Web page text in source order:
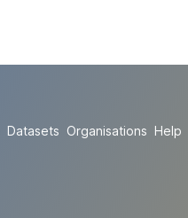
Datasets Organisations Help